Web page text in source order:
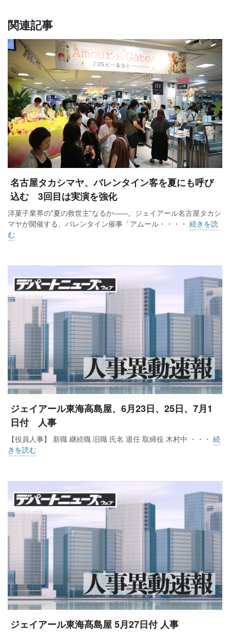
関連記事
名古屋タカシマヤ、バレンタイン客を夏にも呼び
込む 3回目は実演を強化
洋菓子業界の‟夏の救世主”なるか――。ジェイアール名古屋タカシ
マヤが開催する、バレンタイン催事「アムール・・・・ 続きを読
む
ジェイアール東海高島屋、6月23日、25日、7月1
日付 人事
【役員人事】 新職 継続職 旧職 氏名 退任 取締役 木村中 ・・・ 続
きを読む
ジェイアール東海髙島屋 5月27日付 人事